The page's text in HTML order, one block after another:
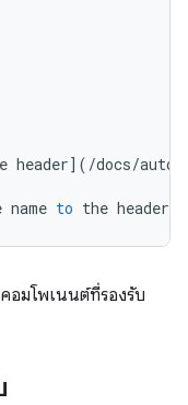
header] ( /docs/
name to the header
อมโพเนนต์ที่รองรับ